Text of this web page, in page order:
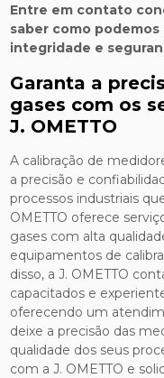
Entre em contato
saber como
integridade e
Garanta a
gases com os
J. OMETTO
A calibração de
a precisão e
processos industriais
OMETTO oferece
gases com alta
equipamentos de
disso, a J. OMETTO
capacitados e
oferecendo um
deixe a precisão das
qualidade dos seus
com a J. OMETTO e